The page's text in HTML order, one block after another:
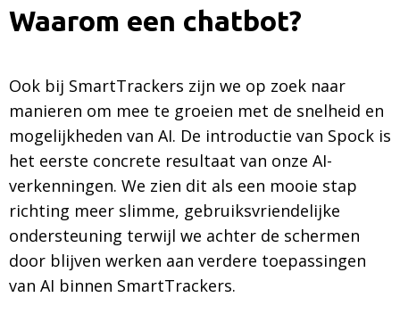
Waarom een chatbot?
Ook bij SmartTrackers zijn we op zoek naar
manieren om mee te groeien met de snelheid en
mogelijkheden van AI. De introductie van Spock is
het eerste concrete resultaat van onze AI-
verkenningen. We zien dit als een mooie stap
richting meer slimme, gebruiksvriendelijke
ondersteuning terwijl we achter de schermen
door blijven werken aan verdere toepassingen
van AI binnen SmartTrackers.